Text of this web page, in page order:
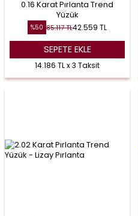
0.16 Karat Pırlanta Trend
Yüzük
%50 85.117TL42.559 TL
SEPETE EKLE
14.186 TL x 3 Taksit